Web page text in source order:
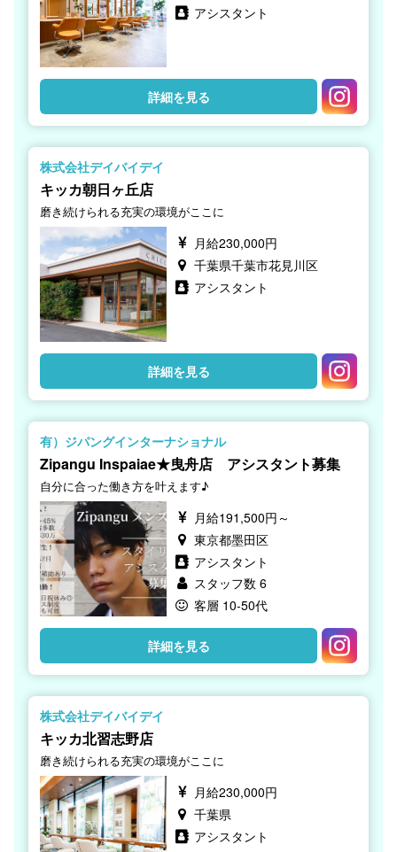
アシスタント
詳細を見る
株式会社デイバイデイ
キッカ朝日ヶ丘店
磨き続けられる充実の環境がここに
月給230,000円
千葉県千葉市花見川区
アシスタント
詳細を見る
有）ジパングインターナショナル
Zipangu Inspaiae★曳舟店 アシスタント募集
自分に合った働き方を叶えます♪
月給191,500円～
東京都墨田区
アシスタント
スタッフ数 6
客層 10-50代
詳細を見る
株式会社デイバイデイ
キッカ北習志野店
磨き続けられる充実の環境がここに
月給230,000円
千葉県
アシスタント